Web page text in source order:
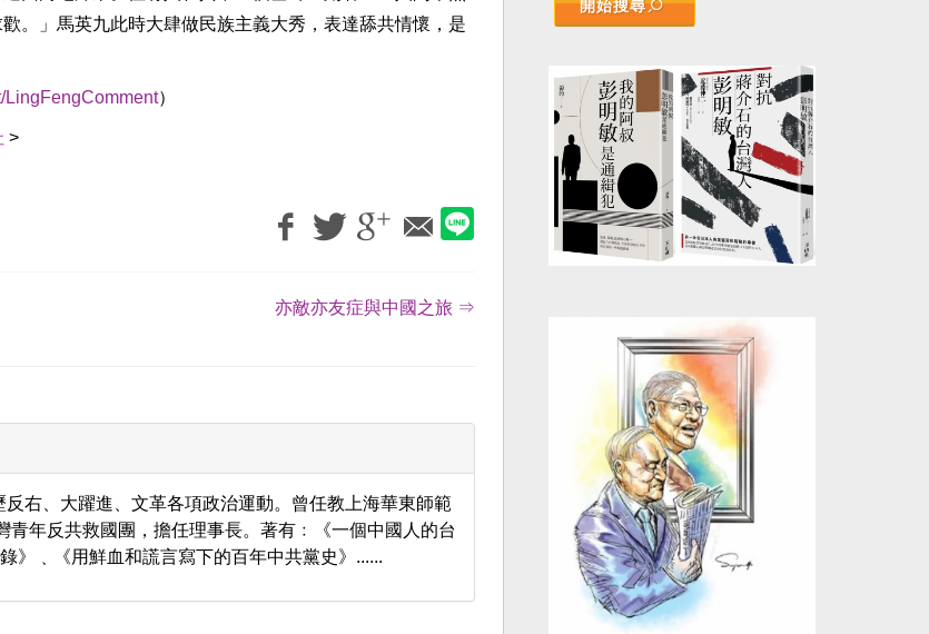
。」馬英九此時大肆做民族主義大秀，表達舔共情懷，是
LingFengComment）
>
亦敵亦友症與中國之旅 ⇒
右、大躍進、文革各項政治運動。曾任教上海華東師範
青年反共救國團，擔任理事長。著有﹕《一個中國人的台
》﹑《用鮮血和謊言寫下的百年中共黨史》......
開始搜尋